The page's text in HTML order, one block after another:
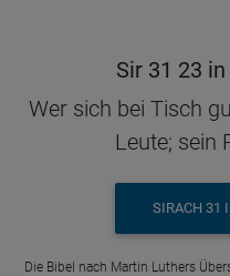
Sir 31 23
Wer sich bei Tisch
Leute; sein
SIRACH 31
Die Bibel nach Martin Luthers